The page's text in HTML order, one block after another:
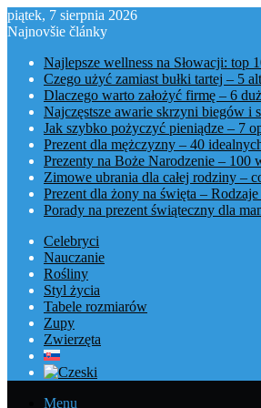
piątek, 7 sierpnia 2026
Najnovšie články
Najlepsze wellness na Słowacji: top
Czego użyć zamiast bułki tartej – 5
Dlaczego warto założyć firmę – 6
Najczęstsze awarie skrzyni biegów i
Jak szybko pożyczyć pieniądze – 7
Prezent dla mężczyzny – 40
Prezenty na Boże Narodzenie – 100
Zimowe ubrania dla całej rodziny –
Prezent dla żony na święta –
Porady na prezent świąteczny dla
Celebryci
Nauczanie
Rośliny
Styl życia
Tabele rozmiarów
Zupy
Zwierzęta
Menu